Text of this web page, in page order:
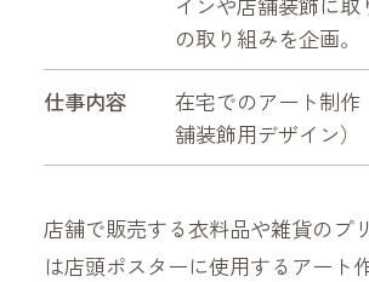
の取り組みを企画。
仕事内容
在宅でのアート制作
舗装飾用デザイン）
店舗で販売する衣料品や雑貨のプ
は店頭ポスターに使用するアート